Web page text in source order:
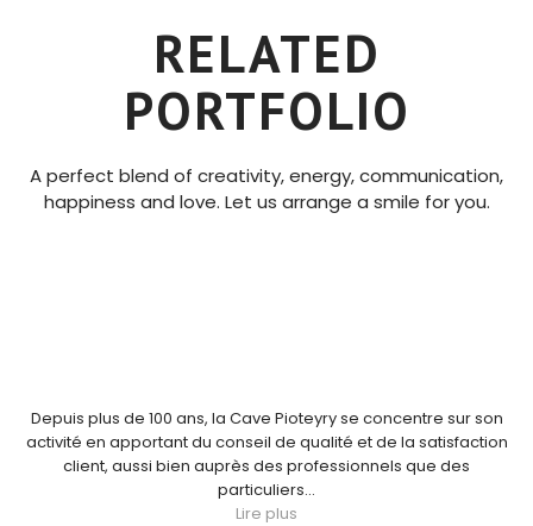
RELATED
PORTFOLIO
A perfect blend of creativity, energy, communication,
happiness and love. Let us arrange a smile for you.
Depuis plus de 100 ans, la Cave Pioteyry se concentre sur son
activité en apportant du conseil de qualité et de la satisfaction
client, aussi bien auprès des professionnels que des
particuliers...
Lire plus